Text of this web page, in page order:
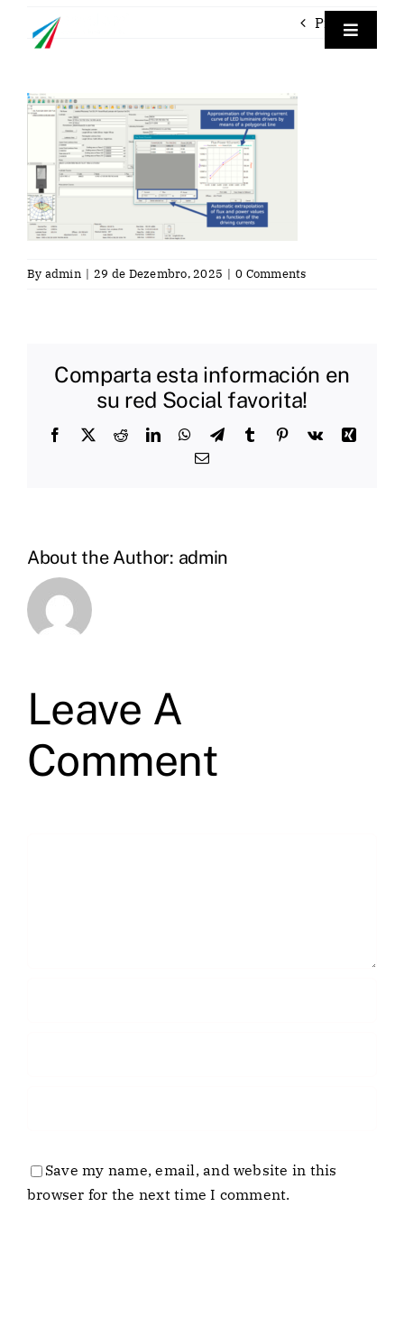
Toggle
Previous
By admin | 29 de Dezembro, 2025 | 0 Comments
Comparta esta información en
su red Social favorita!
Facebook
X RedditLinkedInWhatsApp
TelegramTumblr Pinterest
Vk
Xing
Email
About the Author: admin
Leave A
Comment
Save my name, email, and website in this
browser for the next time I comment.